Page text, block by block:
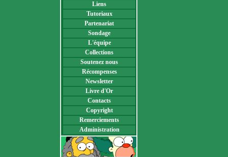
Liens
Tutoriaux
Partenariat
Sondage
L'équipe
Collections
Soutenez nous
Récompenses
Newsletter
Livre d'Or
Contacts
Copyright
Remerciements
Administration